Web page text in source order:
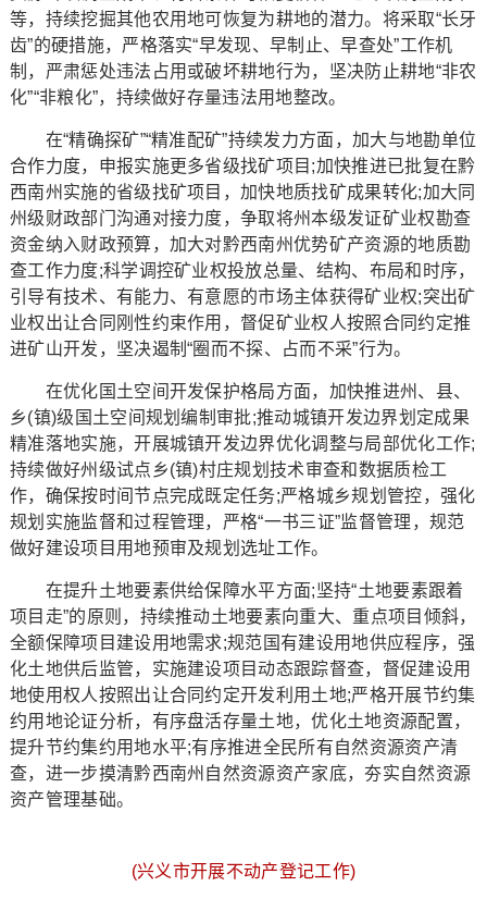
等，持续挖掘其他农用地可恢复为耕地的潜力。将采取“长牙
齿”的硬措施，严格落实“早发现、早制止、早查处”工作机
制，严肃惩处违法占用或破坏耕地行为，坚决防止耕地“非农
化”“非粮化”，持续做好存量违法用地整改。
在“精确探矿”“精准配矿”持续发力方面，加大与地勘单位
合作力度，申报实施更多省级找矿项目;加快推进已批复在黔
西南州实施的省级找矿项目，加快地质找矿成果转化;加大同
州级财政部门沟通对接力度，争取将州本级发证矿业权勘查
资金纳入财政预算，加大对黔西南州优势矿产资源的地质勘
查工作力度;科学调控矿业权投放总量、结构、布局和时序，
引导有技术、有能力、有意愿的市场主体获得矿业权;突出矿
业权出让合同刚性约束作用，督促矿业权人按照合同约定推
进矿山开发，坚决遏制“圈而不探、占而不采”行为。
在优化国土空间开发保护格局方面，加快推进州、县、
乡(镇)级国土空间规划编制审批;推动城镇开发边界划定成果
精准落地实施，开展城镇开发边界优化调整与局部优化工作;
持续做好州级试点乡(镇)村庄规划技术审查和数据质检工
作，确保按时间节点完成既定任务;严格城乡规划管控，强化
规划实施监督和过程管理，严格“一书三证”监督管理，规范
做好建设项目用地预审及规划选址工作。
在提升土地要素供给保障水平方面;坚持“土地要素跟着
项目走”的原则，持续推动土地要素向重大、重点项目倾斜，
全额保障项目建设用地需求;规范国有建设用地供应程序，强
化土地供后监管，实施建设项目动态跟踪督查，督促建设用
地使用权人按照出让合同约定开发利用土地;严格开展节约集
约用地论证分析，有序盘活存量土地，优化土地资源配置，
提升节约集约用地水平;有序推进全民所有自然资源资产清
查，进一步摸清黔西南州自然资源资产家底，夯实自然资源
资产管理基础。
(兴义市开展不动产登记工作)